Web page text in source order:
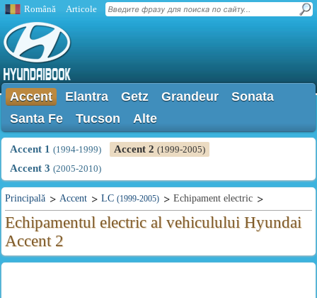
Română Articole
Accent Elantra Getz Grandeur
Sonata
Santa Fe
Tucson Alte
Accent 1 (1994-1999) Accent 2 (1999-2005)
Accent 3 (2005-2010)
Principală Accent LC (1999-2005) Echipament electric
Echipamentul electric al vehiculului Hyundai
Accent 2